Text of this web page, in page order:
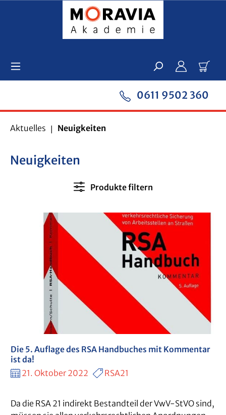
Zum Hauptinhalt springen
0611 9502 360
Aktuelles Neuigkeiten
Neuigkeiten
Produkte filtern
Die 5. Auflage des RSA Handbuches mit Kommentar
ist da!
21. Oktober 2022
RSA21
Da die RSA 21 indirekt Bestandteil der VwV-StVO sind,